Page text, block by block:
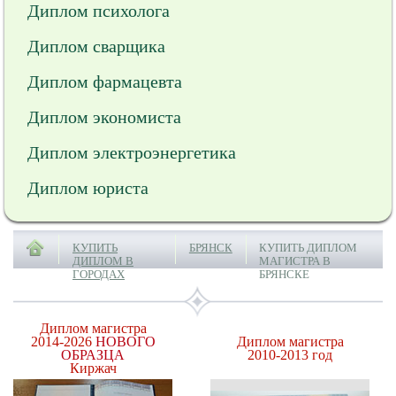
Диплом психолога
Диплом сварщика
Диплом фармацевта
Диплом экономиста
Диплом электроэнергетика
Диплом юриста
КУПИТЬ
ДИПЛОМ В
ГОРОДАХ
БРЯНСК
КУПИТЬ ДИПЛОМ
МАГИСТРА В
БРЯНСКЕ
Диплом магистра
2014-2026 НОВОГО
ОБРАЗЦА
Киржач
Диплом магистра
2010-2013 год